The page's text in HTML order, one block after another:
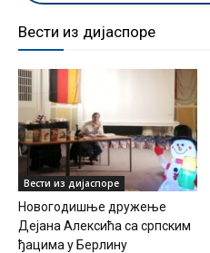
Вести из дијаспоре
Вести из дијаспоре
Новогодишње дружење
Дејана Алексића са српским
ђацима у Берлину